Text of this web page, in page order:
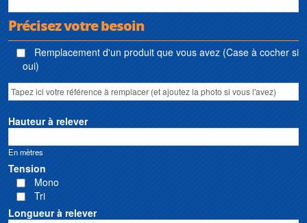
Précisez votre besoin
Remplacement d'un produit que vous avez (Case à cocher si
oui)
Hauteur à relever
En mètres
Tension
Mono
Tri
Longueur à relever